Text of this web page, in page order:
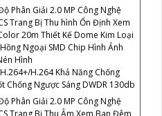
Phân Giải 2.0 MP Công Nghệ
Trang Bị Thu hình Ổn Định Xem
20m Thiết Kế Dome Kim Loại
Ngoại SMD Chip Hình Ảnh
Hình
H.264 Khả Năng Chống
Chống Ngược Sáng DWDR 130db
Phân Giải 2.0 MP Công Nghệ
Trang Bị Thu Âm Xem Ban Đêm